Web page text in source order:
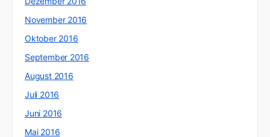
November 2016
Oktober 2016
September 2016
August 2016
Juli 2016
Juni 2016
Mai 2016